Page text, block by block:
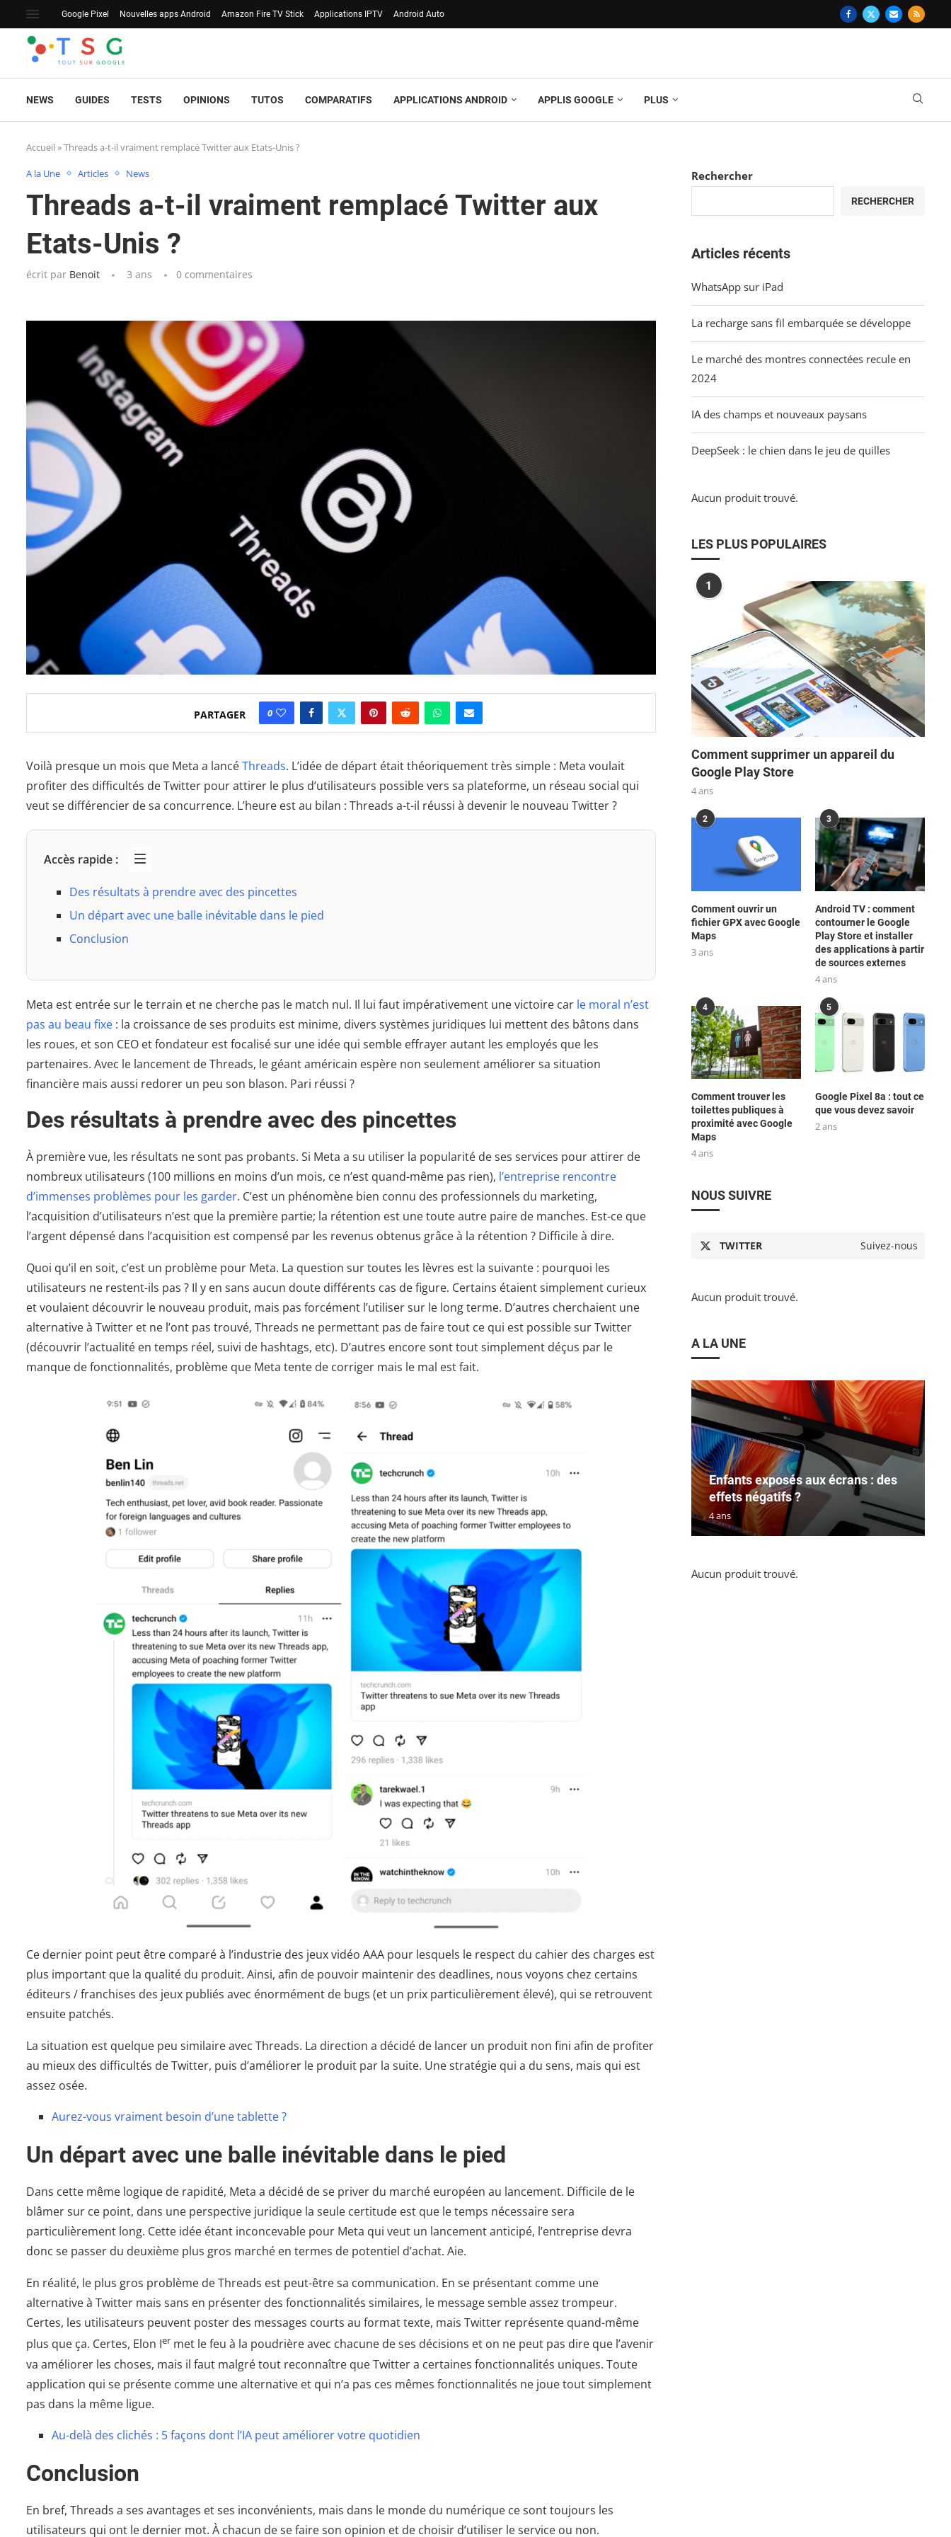
Google Pixel Nouvelles apps Android Amazon Fire TV Stick Applications IPTV Android Auto
NEWS GUIDES TESTS OPINIONS TUTOS COMPARATIFS APPLICATIONS ANDROID APPLIS GOOGLE PLUS
Accueil »Threads a-t-il vraiment remplacé Twitter aux Etats-Unis ?
A la Une Articles News
Threads a-t-il vraiment remplacé Twitter aux
Etats-Unis ?
écrit par Benoit 3 ans 0 commentaires
PARTAGER 0
Voilà presque un mois que Meta a lancéThreads. L’idée de départ était théoriquement très simple : Meta voulait
profiter des difficultés de Twitter pour attirer le plus d’utilisateurs possible vers sa plateforme, un réseau social qui
veut se différencier de sa concurrence. L’heure est au bilan : Threads a-t-il réussi à devenir le nouveau Twitter ?
Accès rapide :
Des résultats à prendre avec des pincettes
Un départ avec une balle inévitable dans le pied
Conclusion
Meta est entrée sur le terrain et ne cherche pas le match nul. Il lui faut impérativement une victoire car le moral n’est
pas au beau fixe : la croissance de ses produits est minime, divers systèmes juridiques lui mettent des bâtons dans
les roues, et son CEO et fondateur est focalisé sur une idée qui semble effrayer autant les employés que les
partenaires. Avec le lancement de Threads, le géant américain espère non seulement améliorer sa situation
financière mais aussi redorer un peu son blason. Pari réussi ?
Des résultats à prendre avec des pincettes
À première vue, les résultats ne sont pas probants. Si Meta a su utiliser la popularité de ses services pour attirer de
nombreux utilisateurs (100 millions en moins d’un mois, ce n’est quand-même pas rien), l’entreprise rencontre
d’immenses problèmes pour les garder. C’est un phénomène bien connu des professionnels du marketing,
l’acquisition d’utilisateurs n’est que la première partie; la rétention est une toute autre paire de manches. Est-ce que
l’argent dépensé dans l’acquisition est compensé par les revenus obtenus grâce à la rétention ? Difficile à dire.
Quoi qu’il en soit, c’est un problème pour Meta. La question sur toutes les lèvres est la suivante : pourquoi les
utilisateurs ne restent-ils pas ? Il y en sans aucun doute différents cas de figure. Certains étaient simplement curieux
et voulaient découvrir le nouveau produit, mais pas forcément l’utiliser sur le long terme. D’autres cherchaient une
alternative à Twitter et ne l’ont pas trouvé, Threads ne permettant pas de faire tout ce qui est possible sur Twitter
(découvrir l’actualité en temps réel, suivi de hashtags, etc). D’autres encore sont tout simplement déçus par le
manque de fonctionnalités, problème que Meta tente de corriger mais le mal est fait.
Ce dernier point peut être comparé à l’industrie des jeux vidéo AAA pour lesquels le respect du cahier des charges est
plus important que la qualité du produit. Ainsi, afin de pouvoir maintenir des deadlines, nous voyons chez certains
éditeurs / franchises des jeux publiés avec énormément de bugs (et un prix particulièrement élevé), qui se retrouvent
ensuite patchés.
La situation est quelque peu similaire avec Threads. La direction a décidé de lancer un produit non fini afin de profiter
au mieux des difficultés de Twitter, puis d’améliorer le produit par la suite. Une stratégie qui a du sens, mais qui est
assez osée.
Aurez-vous vraiment besoin d’une tablette ?
Un départ avec une balle inévitable dans le pied
Dans cette même logique de rapidité, Meta a décidé de se priver du marché européen au lancement. Difficile de le
blâmer sur ce point, dans une perspective juridique la seule certitude est que le temps nécessaire sera
particulièrement long. Cette idée étant inconcevable pour Meta qui veut un lancement anticipé, l’entreprise devra
donc se passer du deuxième plus gros marché en termes de potentiel d’achat. Aie.
En réalité, le plus gros problème de Threads est peut-être sa communication. En se présentant comme une
alternative à Twitter mais sans en présenter des fonctionnalités similaires, le message semble assez trompeur.
Certes, les utilisateurs peuvent poster des messages courts au format texte, mais Twitter représente quand-même
plus que ça. Certes, Elon Ier met le feu à la poudrière avec chacune de ses décisions et on ne peut pas dire que l’avenir
va améliorer les choses, mais il faut malgré tout reconnaître que Twitter a certaines fonctionnalités uniques. Toute
application qui se présente comme une alternative et qui n’a pas ces mêmes fonctionnalités ne joue tout simplement
pas dans la même ligue.
Au-delà des clichés : 5 façons dont l’IA peut améliorer votre quotidien
Conclusion
En bref, Threads a ses avantages et ses inconvénients, mais dans le monde du numérique ce sont toujours les
utilisateurs qui ont le dernier mot. À chacun de se faire son opinion et de choisir d’utiliser le service ou non.
Rechercher
RECHERCHER
Articles récents
WhatsApp sur iPad
La recharge sans fil embarquée se développe
Le marché des montres connectées recule en
2024
IA des champs et nouveaux paysans
DeepSeek : le chien dans le jeu de quilles
Aucun produit trouvé.
LES PLUS POPULAIRES
1
Comment supprimer un appareil du
Google Play Store
4 ans
2
Comment ouvrir un
fichier GPX avec Google
Maps
3 ans
3
Android TV : comment
contourner le Google
Play Store et installer
des applications à partir
de sources externes
4 ans
4
Comment trouver les
toilettes publiques à
proximité avec Google
Maps
4 ans
5
Google Pixel 8a : tout ce
que vous devez savoir
2 ans
NOUS SUIVRE
TWITTER Suivez-nous
Aucun produit trouvé.
A LA UNE
Enfants exposés aux écrans : des
effets négatifs ?
4 ans
Aucun produit trouvé.